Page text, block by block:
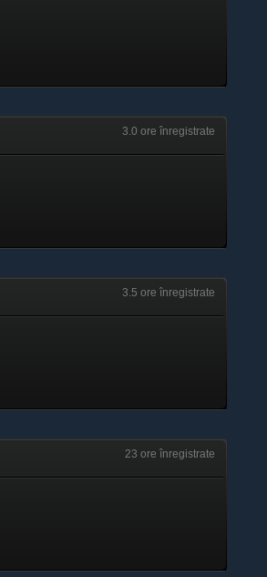
3.0 ore înregistrate
3.5 ore înregistrate
23 ore înregistrate